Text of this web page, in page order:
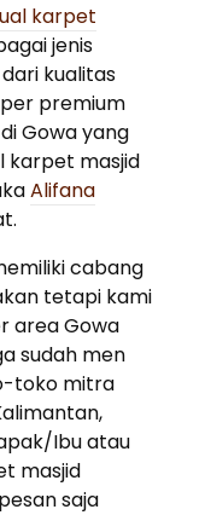
karpet
jenis
kualitas
premium
Gowa yang
karpet masjid
Alifana
cabang
tetapi kami
area Gowa
sudah men
toko mitra
Ibu atau
masjid
saja